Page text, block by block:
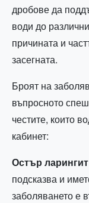
дробове да
води до
причината и
засегната.
Броят на
въпросното
честите, които
кабинет:
Остър ларингит
подсказва и
заболяването е